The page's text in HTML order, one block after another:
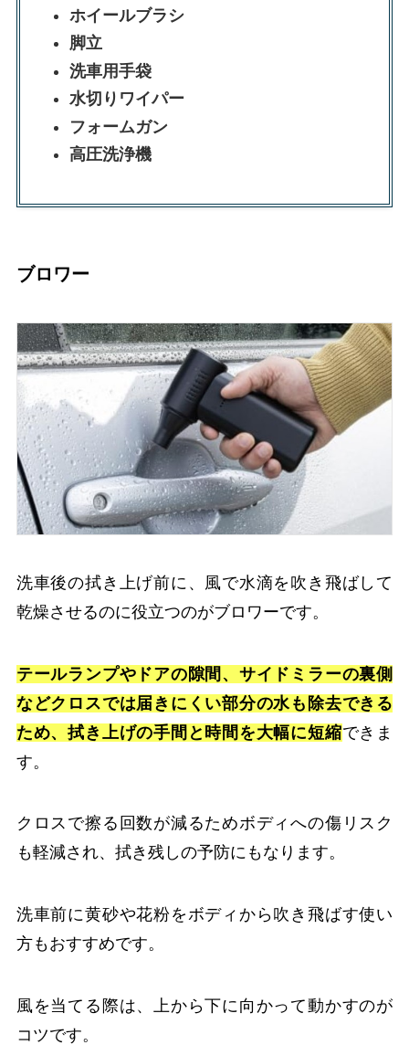
ホイールブラシ
脚立
洗車用手袋
水切りワイパー
フォームガン
高圧洗浄機
ブロワー
洗車後の拭き上げ前に、風で水滴を吹き飛ばして
乾燥させるのに役立つのがブロワーです。
テールランプやドアの隙間、サイドミラーの裏側
などクロスでは届きにくい部分の水も除去できる
ため、拭き上げの手間と時間を大幅に短縮できま
す。
クロスで擦る回数が減るためボディへの傷リスク
も軽減され、拭き残しの予防にもなります。
洗車前に黄砂や花粉をボディから吹き飛ばす使い
方もおすすめです。
風を当てる際は、上から下に向かって動かすのが
コツです。